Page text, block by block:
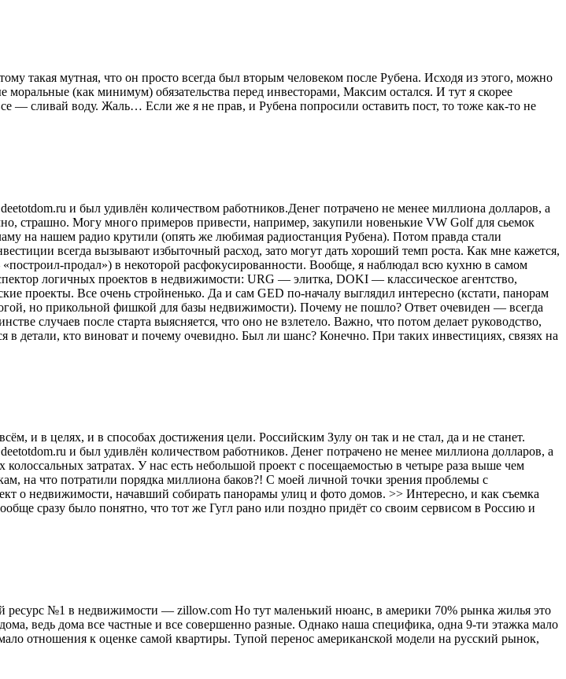
такая мутная, что он просто всегда был вторым человеком после Рубена. Исходя из этого, можно
(как минимум) обязательства перед инвесторами, Максим остался. И тут я скорее
— сливай воду. Жаль… Если же я не прав, и Рубена попросили оставить пост, то тоже как-то не
и был удивлён количеством работников.Денег потрачено не менее миллиона долларов, а
страшно. Могу много примеров привести, например, закупили новенькие VW Golf для сьемок
на нашем радио крутили (опять же любимая радиостанция Рубена). Потом правда стали
всегда вызывают избыточный расход, зато могут дать хороший темп роста. Как мне кажется,
продал») в некоторой расфокусированности. Вообще, я наблюдал всю кухню в самом
логичных проектов в недвижимости: URG — элитка, DOKI — классическое агентство,
проекты. Все очень стройненько. Да и сам GED по-началу выглядил интересно (кстати, панорам
но прикольной фишкой для базы недвижимости). Почему не пошло? Ответ очевиден — всегда
случаев после старта выясняется, что оно не взлетело. Важно, что потом делает руководство,
в детали, кто виноват и почему очевидно. Был ли шанс? Конечно. При таких инвестициях, связях на
и в целях, и в способах достижения цели. Российским Зулу он так и не стал, да и не станет.
и был удивлён количеством работников. Денег потрачено не менее миллиона долларов, а
затратах. У нас есть небольшой проект с посещаемостью в четыре раза выше чем
на что потратили порядка миллиона баков?! С моей личной точки зрения проблемы с
о недвижимости, начавший собирать панорамы улиц и фото домов. >> Интересно, и как съемка
сразу было понятно, что тот же Гугл рано или поздно придёт со своим сервисом в Россию и
ресурс №1 в недвижимости — zillow.com Но тут маленький нюанс, в америки 70% рынка жилья это
ведь дома все частные и все совершенно разные. Однако наша специфика, одна 9-ти этажка мало
отношения к оценке самой квартиры. Тупой перенос американской модели на русский рынок,